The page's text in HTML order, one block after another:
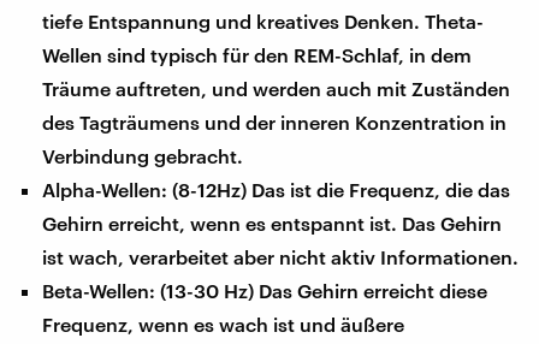
tiefe Entspannung und kreatives Denken. Theta-
Wellen sind typisch für den REM-Schlaf, in dem
Träume auftreten, und werden auch mit Zuständen
des Tagträumens und der inneren Konzentration in
Verbindung gebracht.
Alpha-Wellen: (8-12Hz) Das ist die Frequenz, die das
Gehirn erreicht, wenn es entspannt ist. Das Gehirn
ist wach, verarbeitet aber nicht aktiv Informationen.
Beta-Wellen: (13-30 Hz) Das Gehirn erreicht diese
Frequenz, wenn es wach ist und äußere